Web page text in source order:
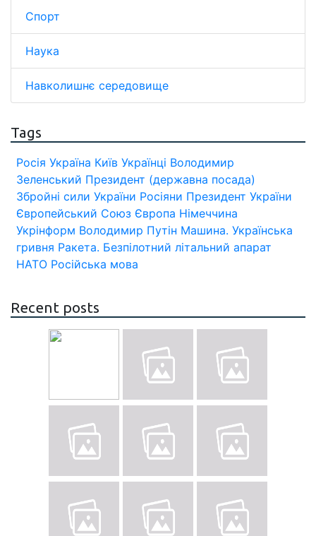
Спорт
Наука
Навколишнє середовище
Tags
Росія Україна Київ Українці Володимир
Зеленський Президент (державна посада)
Збройні сили України Росіяни Президент України
Європейський Союз Європа Німеччина
Укрінформ Володимир Путін Машина. Українська
гривня Ракета. Безпілотний літальний апарат
НАТО Російська мова
Recent posts